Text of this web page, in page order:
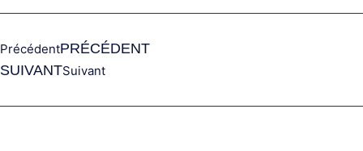
PrécédentPRÉCÉDENT
SUIVANTSuivant